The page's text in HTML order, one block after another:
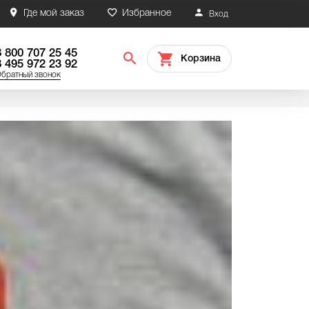
Вход
Избранное
Где мой заказ
800 707 25 45
495 972 23 92
звонок
Корзина